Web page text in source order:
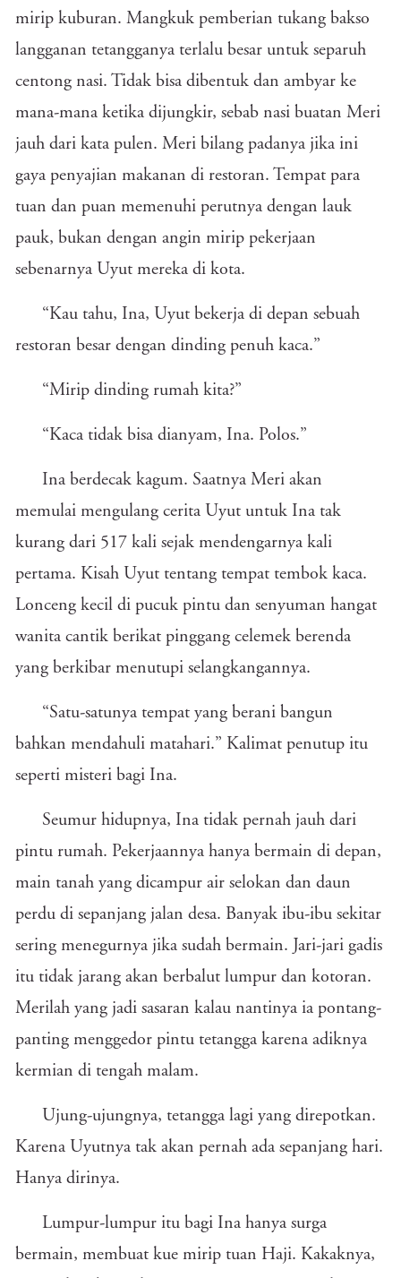
mirip kuburan. Mangkuk pemberian tukang bakso
langganan tetangganya terlalu besar untuk separuh
centong nasi. Tidak bisa dibentuk dan ambyar ke
mana-mana ketika dijungkir, sebab nasi buatan Meri
jauh dari kata pulen. Meri bilang padanya jika ini
gaya penyajian makanan di restoran. Tempat para
tuan dan puan memenuhi perutnya dengan lauk
pauk, bukan dengan angin mirip pekerjaan
sebenarnya Uyut mereka di kota.
“Kau tahu, Ina, Uyut bekerja di depan sebuah
restoran besar dengan dinding penuh kaca.”
“Mirip dinding rumah kita?”
“Kaca tidak bisa dianyam, Ina. Polos.”
Ina berdecak kagum. Saatnya Meri akan
memulai mengulang cerita Uyut untuk Ina tak
kurang dari 517 kali sejak mendengarnya kali
pertama. Kisah Uyut tentang tempat tembok kaca.
Lonceng kecil di pucuk pintu dan senyuman hangat
wanita cantik berikat pinggang celemek berenda
yang berkibar menutupi selangkangannya.
“Satu-satunya tempat yang berani bangun
bahkan mendahuli matahari.” Kalimat penutup itu
seperti misteri bagi Ina.
Seumur hidupnya, Ina tidak pernah jauh dari
pintu rumah. Pekerjaannya hanya bermain di depan,
main tanah yang dicampur air selokan dan daun
perdu di sepanjang jalan desa. Banyak ibu-ibu sekitar
sering menegurnya jika sudah bermain. Jari-jari gadis
itu tidak jarang akan berbalut lumpur dan kotoran.
Merilah yang jadi sasaran kalau nantinya ia pontang-
panting menggedor pintu tetangga karena adiknya
kermian di tengah malam.
Ujung-ujungnya, tetangga lagi yang direpotkan.
Karena Uyutnya tak akan pernah ada sepanjang hari.
Hanya dirinya.
Lumpur-lumpur itu bagi Ina hanya surga
bermain, membuat kue mirip tuan Haji. Kakaknya,